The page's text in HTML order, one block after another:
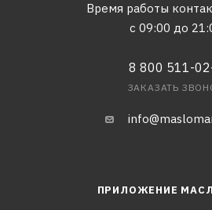
Время работы
с 09:00 до
8 800 511-
ЗАКАЗАТЬ
ПРИЛОЖЕНИЕ